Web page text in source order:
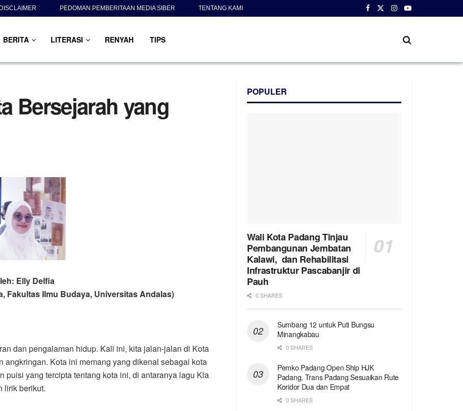
DISCLAIMER PEDOMAN PEMBERITAAN MEDIA SIBER TENTANG KAMI
BERITA LITERASI RENYAH TIPS
Bersejarah yang
Elly Delfia
Fakultas Ilmu Budaya, Universitas Andalas)
dan pengalaman hidup. Kali ini, kita jalan-jalan di Kota
angkringan. Kota ini memang yang dikenal sebagai kota
puisi yang tercipta tentang kota ini, di antaranya lagu Kla
lirik berikut.
POPULER
Wali Kota Padang Tinjau
Pembangunan Jembatan
Kalawi, dan Rehabilitasi
Infrastruktur Pascabanjir di
Pauh
0 SHARES
Sumbang 12 untuk Puti Bungsu
Minangkabau
0 SHARES
Pemko Padang Open Ship HJK
Padang, Trans Padang Sesuaikan Rute
Koridor Dua dan Empat
0 SHARES